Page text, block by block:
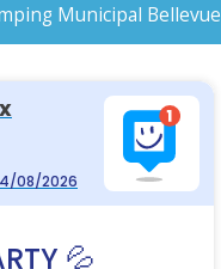
Municipal Bellevue